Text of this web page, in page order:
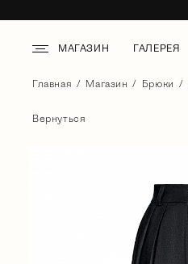
МАГАЗИН ГАЛЕРЕЯ
Главная Магазин Брюки
Вернуться